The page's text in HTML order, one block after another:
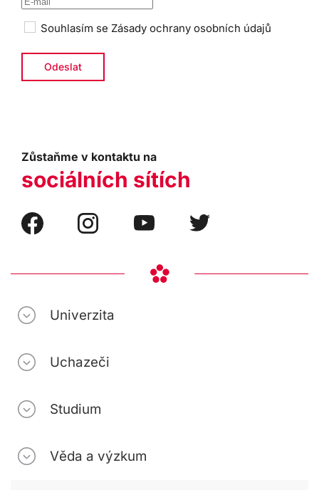
Souhlasím se Zásady ochrany osobních údajů
Zůstaňme v kontaktu na
sociálních sítích
Univerzita
Uchazeči
Studium
Věda a výzkum